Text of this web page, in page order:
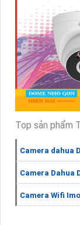
Top sản phẩm
Camera dahua
Camera Dahua
Camera Wifi